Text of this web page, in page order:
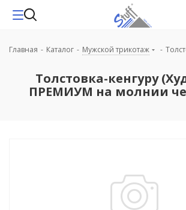
Толстовка-кенгуру
ПРЕМИУМ на молнии
Главная - Каталог - Мужской трикотаж -